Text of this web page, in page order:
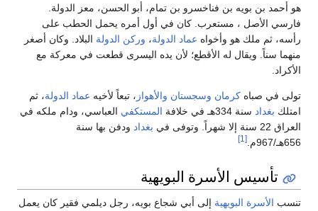
هو أحمد بن بويه بن فناخسرو بن تمام، أبو الحسن، معز الدولة.
فارسي الأصل ، مستعرب. كان في أول أمره يحمل الحطب على
رأسه، ثم ملك هو وأخواه عماد الدولة، وركن الدولة البلاد. وكان أصغر
منهما سناً. ويقال له الأقطع؛ لأن يده اليسرى قطعت في معركة مع
الأكراد.
تولى في صباه كرمان وسجستان والأهواز ، تبعاً لأخيه عماد الدولة، ثم
امتلك بغداد سنة 334هـ في خلافة المستكفي العباسي، ودام ملكه في
العراق 22 سنة إلا شهراً. وتوفى في
بغداد ودفن بها سنة
656هـ/967م.
[1]
تأسيس الأسرة البويهية
تنسب الأسرة البويهية إلى أبي شجاع بويه، رجل ديلمي فقير كان يعمل